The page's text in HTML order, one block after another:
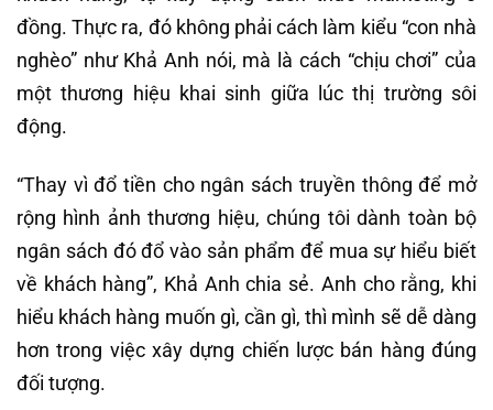
đồng. Thực ra, đó không phải cách làm kiểu “con nhà
nghèo” như Khả Anh nói, mà là cách “chịu chơi” của
một thương hiệu khai sinh giữa lúc thị trường sôi
động.
“Thay vì đổ tiền cho ngân sách truyền thông để mở
rộng hình ảnh thương hiệu, chúng tôi dành toàn bộ
ngân sách đó đổ vào sản phẩm để mua sự hiểu biết
về khách hàng”, Khả Anh chia sẻ. Anh cho rằng, khi
hiểu khách hàng muốn gì, cần gì, thì mình sẽ dễ dàng
hơn trong việc xây dựng chiến lược bán hàng đúng
đối tượng.